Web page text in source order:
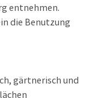
entnehmen.
die Benutzung
gärtnerisch und